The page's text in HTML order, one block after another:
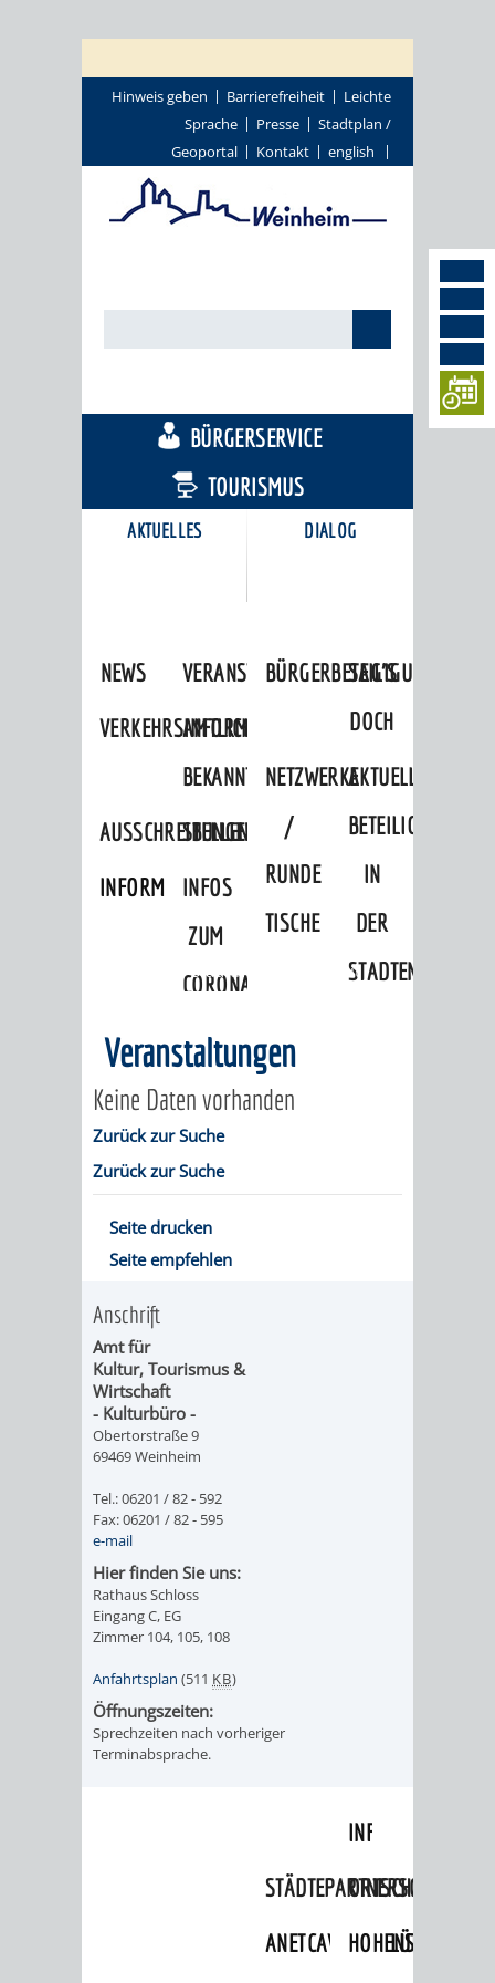
Hinweis geben Barrierefreiheit
Leichte
Sprache
Presse
Stadtplan /
Geoportal
Kontakt english
AKTUELLES
NEWS
VERANSTALTUNGSKALENDER
VERKEHRSINFORMATIONEN
AMTLICHE
BEKANNTMACHUNGEN
AUSSCHREIBUNGEN
INFORMATIONSPFLICHTEN
STELLENANGEBOTE
INFOS
ZUM
CORONAVIRUS
INFOS
ZUR
UKRAINE
DIALOG
BÜRGERBETEILIGUNG
SAG'S
DOCH
NETZWERKE
/
RUNDE
TISCHE
AKTUELLE
BETEILIGUNGEN
IN
DER
UNSERE STADT
STÄDTEPARTNERSCHAFTEN
ANETCAVAILLON
ORTSCHAFTEN
HOHENSACHSEN
BÜRGERSERVICE
TOURISMUS
KARRIEREPORTAL
»Stadtthemen Freizeit
Veranstaltungen
Keine Daten vorhanden
Zurück zur Suche
Zurück zur Suche
Seite drucken
Seite empfehlen
Anschrift
Amt für
Kultur, Tourismus &
Wirtschaft
- Kulturbüro -
Obertorstraße 9
69469 Weinheim
Tel.: 06201 / 82 - 592
Fax: 06201 / 82 - 595
e-mail
Hier finden Sie uns:
Rathaus Schloss
Eingang C, EG
Zimmer 104, 105, 108
Anfahrtsplan (511 KB)
Öffnungszeiten:
Sprechzeiten nach vorheriger
Terminabsprache.